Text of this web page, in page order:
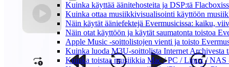
Kuinka käyttää äänitehosteita ja DSP:tä
Kuinka ottaa musiikkivisualisointi käyttöön
Näin käytät ääniefektejä Evermusicissa: kaiku,
Näin otat käyttöön ja käytät saumatonta toistoa
Apple Music -soittolistojen vienti ja toisto
Kuinka luoda M3U-soittolista Internet Archivesta
Kuinka toistaa musiikkia Mac / PC / Linux /